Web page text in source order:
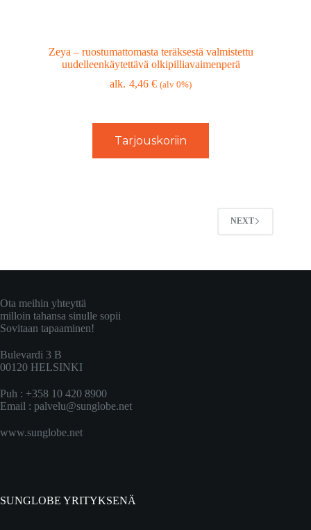
Zeya – ruostumattomasta teräksestä valmistettu
uudelleenkäytettävä olkipilliavaimenperä
4,46€ (alv 0%)
Tarjouskoriin
NEXT
Ota meihin yhteyttä
milloin tahansa sinulle sopii
Sovitaan tapaaminen!
Bulevardi 3 B
00120 HELSINKI
Puh : +358 10 420 8900
Email : palvelu@sunglobe.net
www.sunglobe.net
SUNGLOBE YRITYKSENÄ